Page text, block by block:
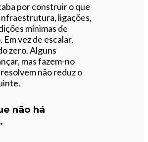
por construir o que
ligações,
mínimas de
vez de escalar,
zero. Alguns
mas fazem-no
não reduz o
não há